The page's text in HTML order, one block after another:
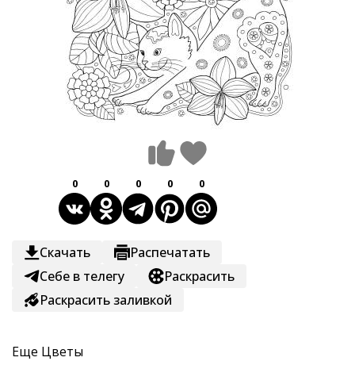
0 0 0 0 0
Скачать
Распечатать
Себе в телегу
Раскрасить
Раскрасить заливкой
Еще Цветы